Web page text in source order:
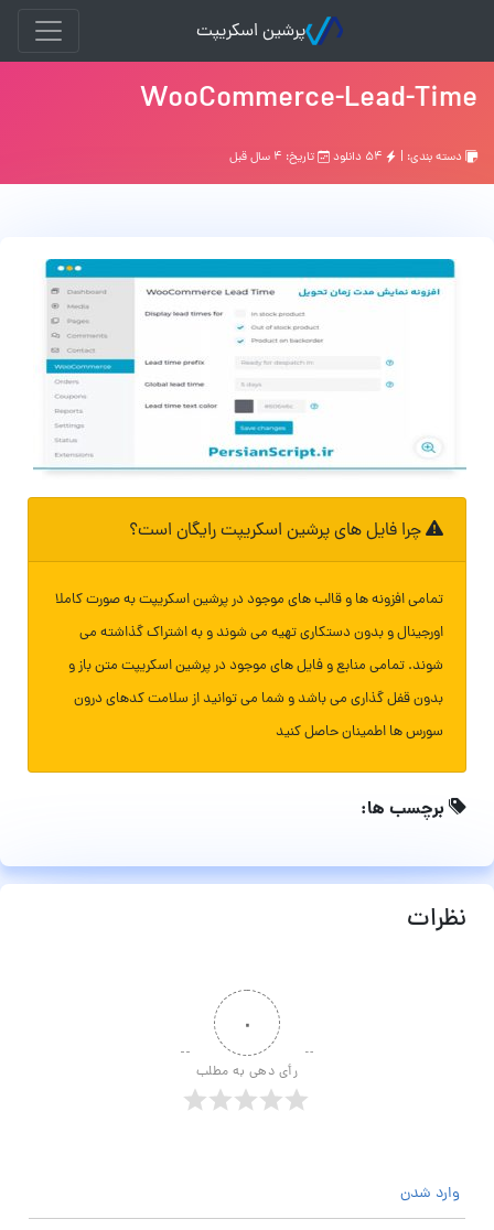
پرشین اسکریپت
WooCommerce-Lead-Time
دسته بندی: | تاریخ: ۴ سال قبل
چرا فایل های پرشین اسکریپت رایگان است؟
تمامی افزونه ها و قالب های موجود در پرشین اسکریپت به صورت کاملا
اورجینال و بدون دستکاری تهیه می شوند و به اشتراک گذاشته می
شوند. تمامی منابع و فایل های موجود در پرشین اسکریپت متن باز و
بدون قفل گذاری می باشد و شما می توانید از سلامت کدهای درون
سورس ها اطمینان حاصل کنید
برچسب ها:
نظرات
۰
رأی دهی به مطلب
وارد شدن